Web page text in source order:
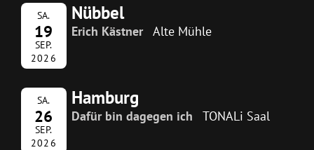
SA.
19
SEP.
2026
Nübbel
Erich Kästner Alte Mühle
SA.
26
SEP.
2026
Hamburg
Dafür bin dagegen ich TONALi Saal